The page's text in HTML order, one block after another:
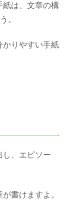
紙は、文章の構
。
かりやすい手紙
し、エピソー
書けますよ。